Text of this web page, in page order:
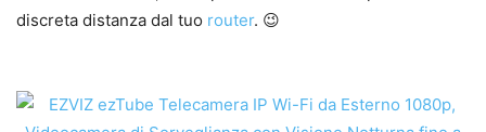
discreta distanza dal tuo router. 😉